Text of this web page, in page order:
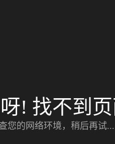
! 找不到
您的网络环境，稍后再试...